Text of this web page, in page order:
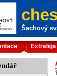
Šachový
Extraliga